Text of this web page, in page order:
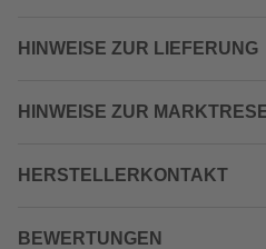
HINWEISE ZUR LIEFERUNG
HINWEISE ZUR
HERSTELLERKONTAKT
BEWERTUNGEN